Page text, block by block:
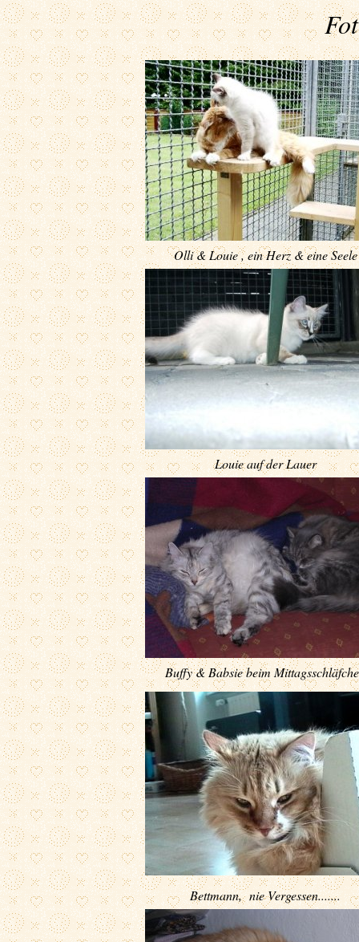
Olli & Louie , ein Herz & eine Seele
Louie auf der Lauer
Buffy & Babsie beim
Bettmann, nie Vergessen.......